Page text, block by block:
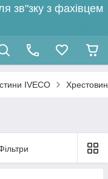
зв"зку з фахівцем
IVECO